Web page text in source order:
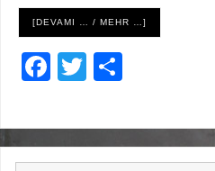
[DEVAMI … / MEHR …]
F
c
e
T
tt
er
ar
e